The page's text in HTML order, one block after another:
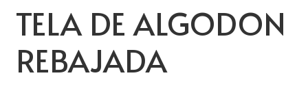
TELA DE ALGODON
REBAJADA